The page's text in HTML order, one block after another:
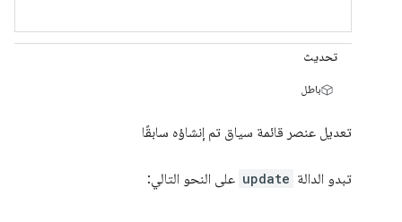
تحديث
باطل
تعديل عنصر قائمة سياق تم إنشاؤه سابقًا
تبدو الدالة update على النحو التالي: